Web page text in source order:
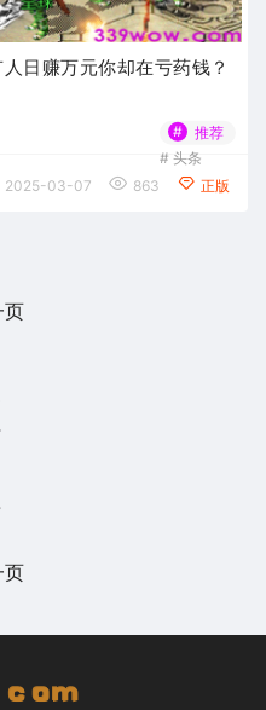
日赚万元你却在亏药钱？
#
推荐
# 头条
2025-03-07 863 正版
页
页